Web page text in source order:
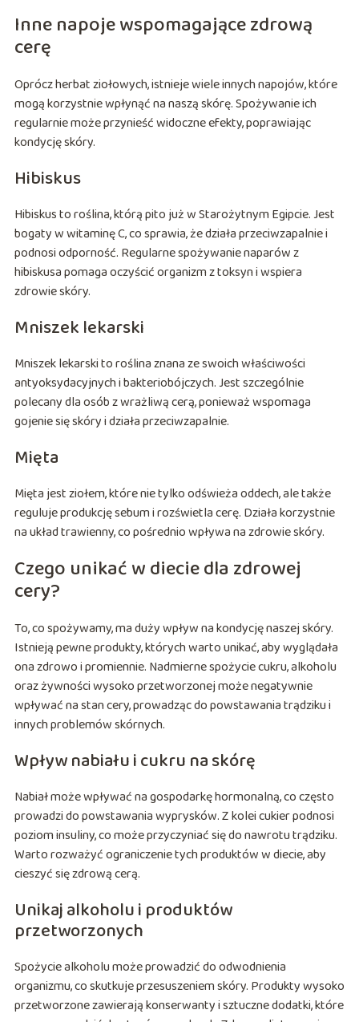
Inne napoje wspomagające zdrową
cerę
Oprócz herbat ziołowych, istnieje wiele innych napojów, które
mogą korzystnie wpłynąć na naszą skórę. Spożywanie ich
regularnie może przynieść widoczne efekty, poprawiając
kondycję skóry.
Hibiskus
Hibiskus to roślina, którą pito już w Starożytnym Egipcie. Jest
bogaty w witaminę C, co sprawia, że działa przeciwzapalnie i
podnosi odporność. Regularne spożywanie naparów z
hibiskusa pomaga oczyścić organizm z toksyn i wspiera
zdrowie skóry.
Mniszek lekarski
Mniszek lekarski to roślina znana ze swoich właściwości
antyoksydacyjnych i bakteriobójczych. Jest szczególnie
polecany dla osób z wrażliwą cerą, ponieważ wspomaga
gojenie się skóry i działa przeciwzapalnie.
Mięta
Mięta jest ziołem, które nie tylko odświeża oddech, ale także
reguluje produkcję sebum i rozświetla cerę. Działa korzystnie
na układ trawienny, co pośrednio wpływa na zdrowie skóry.
Czego unikać w diecie dla zdrowej
cery?
To, co spożywamy, ma duży wpływ na kondycję naszej skóry.
Istnieją pewne produkty, których warto unikać, aby wyglądała
ona zdrowo i promiennie. Nadmierne spożycie cukru, alkoholu
oraz żywności wysoko przetworzonej może negatywnie
wpływać na stan cery, prowadząc do powstawania trądziku i
innych problemów skórnych.
Wpływ nabiału i cukru na skórę
Nabiał może wpływać na gospodarkę hormonalną, co często
prowadzi do powstawania wyprysków. Z kolei cukier podnosi
poziom insuliny, co może przyczyniać się do nawrotu trądziku.
Warto rozważyć ograniczenie tych produktów w diecie, aby
cieszyć się zdrową cerą.
Unikaj alkoholu i produktów
przetworzonych
Spożycie alkoholu może prowadzić do odwodnienia
organizmu, co skutkuje przesuszeniem skóry. Produkty wysoko
przetworzone zawierają konserwanty i sztuczne dodatki, które